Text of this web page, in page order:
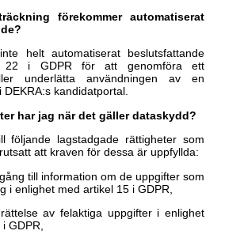
förekommer automatiserat
helt automatiserat beslutsfattande
22 i GDPR för att genomföra ett
underlätta användningen av en
DEKRA:s kandidatportal.
har jag när det gäller dataskydd?
följande lagstadgade rättigheter som
att kraven för dessa är uppfyllda:
till information om de uppgifter som
i enlighet med artikel 15 i GDPR,
av felaktiga uppgifter i enlighet
GDPR,